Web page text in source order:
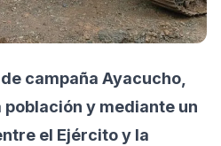
campaña Ayacucho,
y mediante un
el Ejército y la